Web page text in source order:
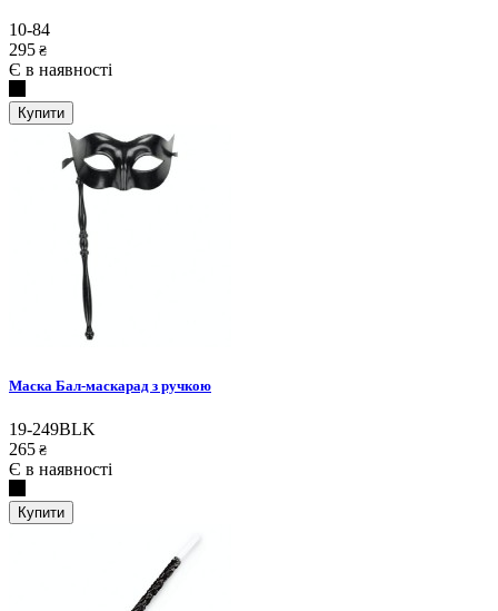
10-84
295 ₴
Є в наявності
Купити
Маска Бал-маскарад з ручкою
19-249BLK
265 ₴
Є в наявності
Купити